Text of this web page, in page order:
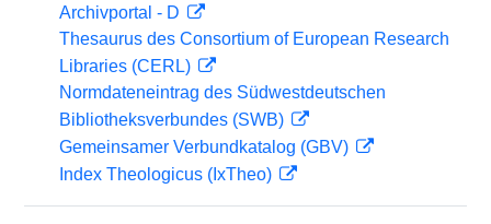
Archivportal - D
Thesaurus des Consortium of European Research
Libraries (CERL)
Normdateneintrag des Südwestdeutschen
Bibliotheksverbundes (SWB)
Gemeinsamer Verbundkatalog (GBV)
Index Theologicus (IxTheo)